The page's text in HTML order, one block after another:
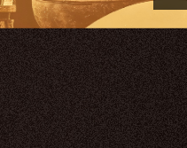
Next